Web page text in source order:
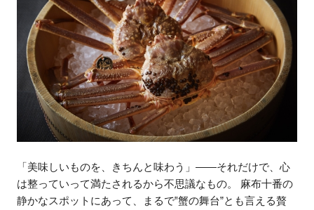
「美味しいものを、きちんと味わう」——それだけで、心
は整っていって満たされるから不思議なもの。 麻布十番の
静かなスポットにあって、まるで‟蟹の舞台”とも言える贅